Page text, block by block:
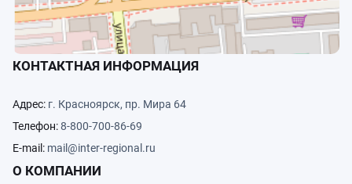
КОНТАКТНАЯ ИНФОРМАЦИЯ
Адрес: г. Красноярск, пр. Мира 64
Телефон:8-800-700-86-69
E-mail: mail@inter-regional.ru
О КОМПАНИИ